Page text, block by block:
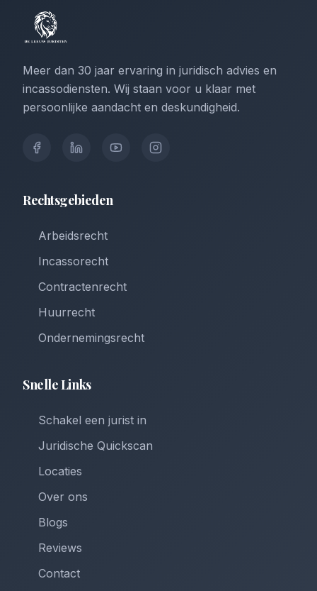
Meer dan 30 jaar ervaring in juridisch advies en
incassodiensten. Wij staan voor u klaar met
persoonlijke aandacht en deskundigheid.
Rechtsgebieden
Arbeidsrecht
Incassorecht
Contractenrecht
Huurrecht
Ondernemingsrecht
Snelle Links
Schakel een jurist in
Juridische Quickscan
Locaties
Over ons
Blogs
Reviews
Contact